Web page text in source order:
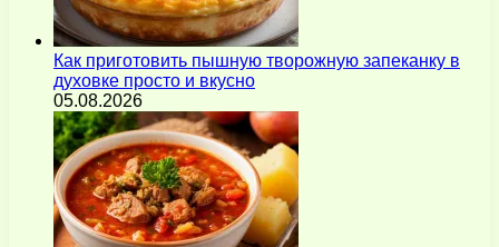
Как приготовить пышную творожную запеканку в
духовке просто и вкусно
05.08.2026